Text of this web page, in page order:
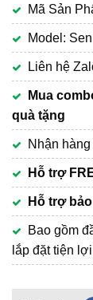
là:
hiện
tại
là:
Mã Sản
Model:
Liên hệ
Mua
quà tặng
Nhận
Hỗ trợ
Hỗ trợ
Bao gồm
lắp đặt tiện lợi